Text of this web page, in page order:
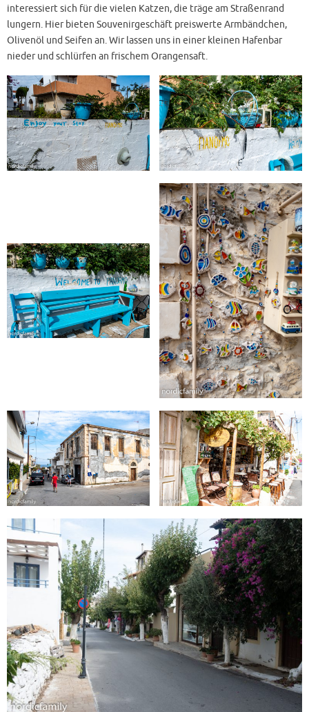
interessiert sich für die vielen Katzen, die träge am Straßenrand
lungern. Hier bieten Souvenirgeschäft preiswerte Armbändchen,
Olivenöl und Seifen an. Wir lassen uns in einer kleinen Hafenbar
nieder und schlürfen an frischem Orangensaft.